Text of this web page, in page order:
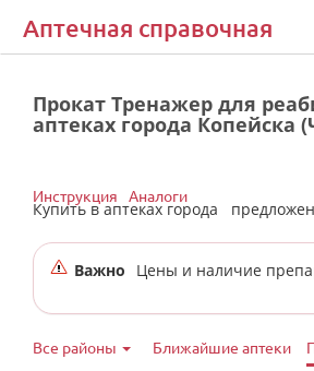
Аптечная справочная
Прокат Тренажер для
аптеках города Копейска
Купить в аптеках города
Инструкция Аналоги
Важно Цены и наличие
Все районы Ближайшие аптеки